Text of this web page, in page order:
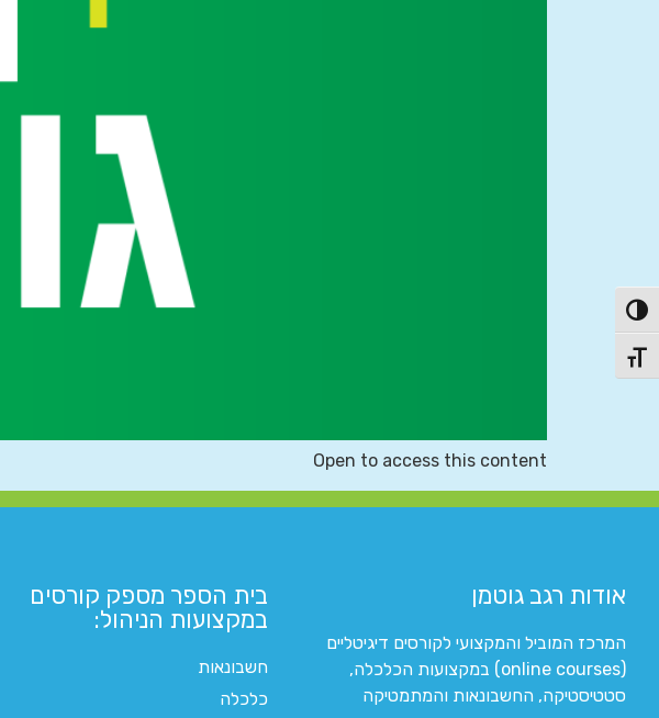
הפעל/כבה ניגודיות גבוהה
מתג גודל גופן
Open to access this content
אודות רגב גוטמן
המרכז המוביל והמקצועי לקורסים דיגיטליים
(online courses) במקצועות הכלכלה,
סטטיסטיקה, החשבונאות והמתמטיקה
בית הספר מספק קורסים
במקצועות הניהול:
חשבונאות
כלכלה